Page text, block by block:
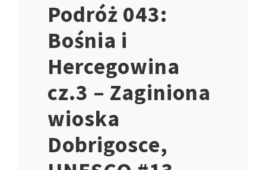
Podróż 043:
Bośnia i
Hercegowina
cz.3 – Zaginiona
wioska
Dobrigosce,